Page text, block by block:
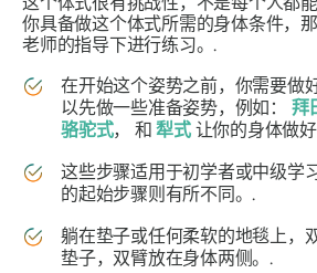
你具备做这个体式所需的身体条件，
老师的指导下进行练习。.
在开始这个姿势之前，你需要做
以先做一些准备姿势，例如： 拜
骆驼式， 和犁式让你的身体做
这些步骤适用于初学者或中级学
的起始步骤则有所不同。.
躺在垫子或任何柔软的地毯上，
垫子，双臂放在身体两侧。.